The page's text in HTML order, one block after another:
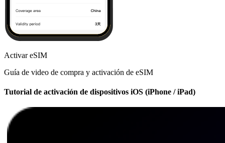
Activar eSIM
Guía de video de compra y activación de eSIM
Tutorial de activación de dispositivos iOS (iPhone / iPad)